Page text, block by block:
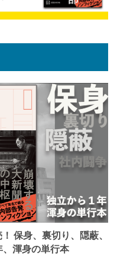
保身、裏切り、隠蔽、
、渾身の単行本